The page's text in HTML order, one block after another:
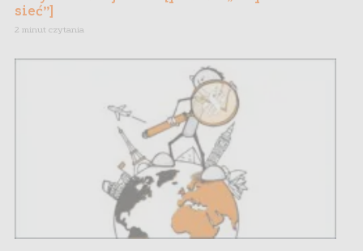
sieć”]
2 minut czytania